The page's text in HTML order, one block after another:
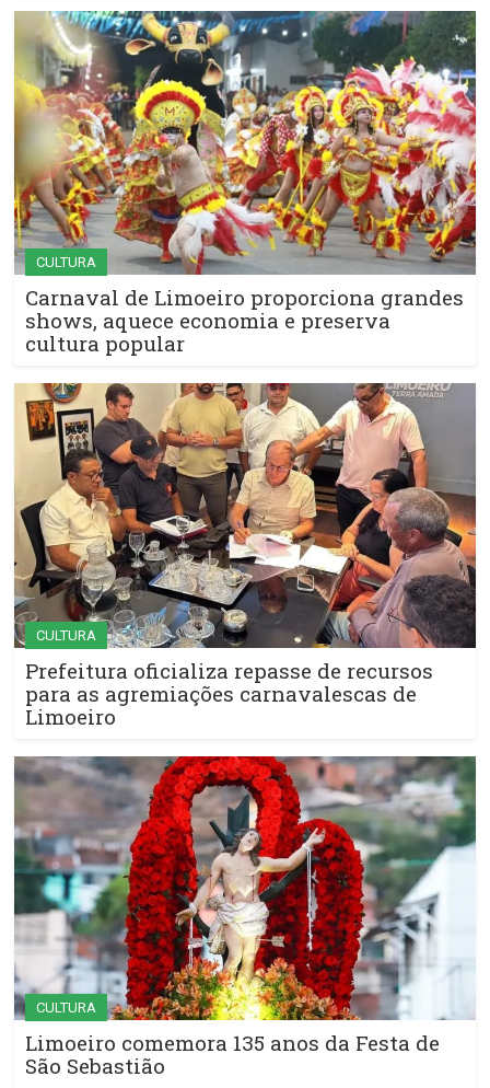
CULTURA
Carnaval de Limoeiro proporciona grandes
shows, aquece economia e preserva
cultura popular
CULTURA
Prefeitura oficializa repasse de recursos
para as agremiações carnavalescas de
Limoeiro
CULTURA
Limoeiro comemora 135 anos da Festa de
São Sebastião